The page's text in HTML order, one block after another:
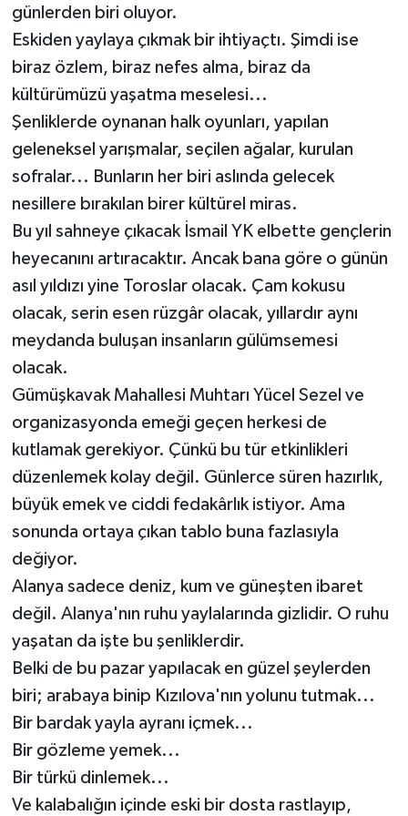
günlerden biri oluyor.
Eskiden yaylaya çıkmak bir ihtiyaçtı. Şimdi ise
biraz özlem, biraz nefes alma, biraz da
kültürümüzü yaşatma meselesi...
Şenliklerde oynanan halk oyunları, yapılan
geleneksel yarışmalar, seçilen ağalar, kurulan
sofralar... Bunların her biri aslında gelecek
nesillere bırakılan birer kültürel miras.
Bu yıl sahneye çıkacak İsmail YK elbette gençlerin
heyecanını artıracaktır. Ancak bana göre o günün
asıl yıldızı yine Toroslar olacak. Çam kokusu
olacak, serin esen rüzgâr olacak, yıllardır aynı
meydanda buluşan insanların gülümsemesi
olacak.
Gümüşkavak Mahallesi Muhtarı Yücel Sezel ve
organizasyonda emeği geçen herkesi de
kutlamak gerekiyor. Çünkü bu tür etkinlikleri
düzenlemek kolay değil. Günlerce süren hazırlık,
büyük emek ve ciddi fedakârlık istiyor. Ama
sonunda ortaya çıkan tablo buna fazlasıyla
değiyor.
Alanya sadece deniz, kum ve güneşten ibaret
değil. Alanya'nın ruhu yaylalarında gizlidir. O ruhu
yaşatan da işte bu şenliklerdir.
Belki de bu pazar yapılacak en güzel şeylerden
biri; arabaya binip Kızılova'nın yolunu tutmak...
Bir bardak yayla ayranı içmek...
Bir gözleme yemek...
Bir türkü dinlemek...
Ve kalabalığın içinde eski bir dosta rastlayıp,